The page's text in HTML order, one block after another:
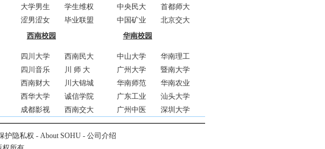
大学男生
学生维权
涩男涩女
毕业联盟
中央民大
首都师大
中国矿业
北京交大
西南校园
四川大学
西南民大
四川音乐
川 师 大
西南财大
川大锦城
西华大学
诚信学院
成都影视
西南交大
华南校园
中山大学
华南理工
广州大学
暨南大学
华南师范
华南农业
广东工业
汕头大学
广州中医
深圳大学
护隐私权 - About SOHU - 公司介绍